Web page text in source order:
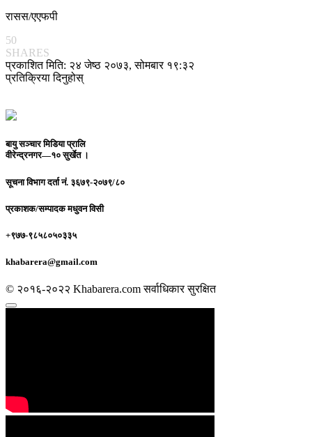
रासस/एएफपी
50
SHARES
प्रकाशित मिति: २४ जेष्ठ २०७३, सोमबार १९:३२
प्रतिक्रिया दिनुहोस्
बायु सञ्चार मिडिया प्रालि
वीरेन्द्रनगर—१० सुर्खेत ।
सूचना विभाग दर्ता नं. ३६७९-२०७९/८०
प्रकाशक/सम्पादकमधुवन विसी
+९७७-९८५८०५०३३५
khabarera@gmail.com
© २०१६-२०२२ Khabarera.com सर्वाधिकार सुरक्षित